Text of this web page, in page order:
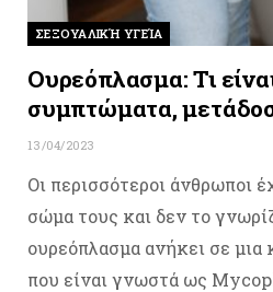
ΣΕΞΟΥΑΛΙΚΉ ΥΓΕΊΑ
Ουρεόπλασμα: Τι
συμπτώματα,
13/04/2023
Οι περισσότεροι άνθρωποι
σώμα τους και δεν το
ουρεόπλασμα ανήκει σε μια
που είναι γνωστά ως